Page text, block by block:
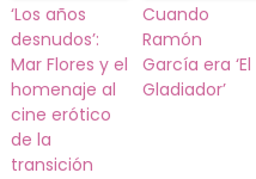
‘Los años
desnudos’:
Mar Flores y el
homenaje al
cine erótico
de la
transición
Cuando
Ramón
García era ‘El
Gladiador’